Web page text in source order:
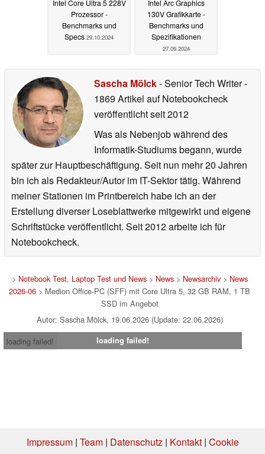
Intel Core Ultra 5 228V
Prozessor -
Benchmarks und
Specs 29.10.2024
Intel Arc Graphics
130V Grafikkarte -
Benchmarks und
Spezifikationen
27.09.2024
Sascha Mölck- Senior Tech Writer-
1869 Artikel auf Notebookcheck
veröffentlichtseit 2012
Was als Nebenjob während des
Informatik-Studiums begann, wurde
später zur Hauptbeschäftigung. Seit nun mehr 20 Jahren
bin ich als Redakteur/Autor im IT-Sektor tätig. Während
meiner Stationen im Printbereich habe ich an der
Erstellung diverser Loseblattwerke mitgewirkt und eigene
Schriftstücke veröffentlicht. Seit 2012 arbeite ich für
Notebookcheck.
> Notebook Test, Laptop Test und News> News> Newsarchiv> News
2026-06 > Medion Office-PC (SFF) mit Core Ultra 5, 32 GB RAM, 1 TB
SSD im Angebot
Autor: Sascha Mölck, 19.06.2026 (Update: 22.06.2026)
loading failed!
loading failed!
Impressum| Team| Datenschutz| Kontakt| Cookie